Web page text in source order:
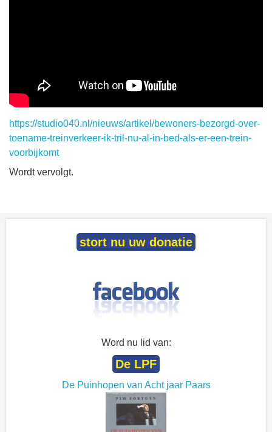
https://studio040.nl/nieuws/artikel/bewoners-bezorgd-over-
toename-treinverkeer-ik-tril-nu-al-in-bed-als-er-een-trein-
voorbijkomt
Wordt vervolgt.
stort nu uw donatie
Word nu lid van:
De LPF
De Puinhopen van Acht jaar Paars